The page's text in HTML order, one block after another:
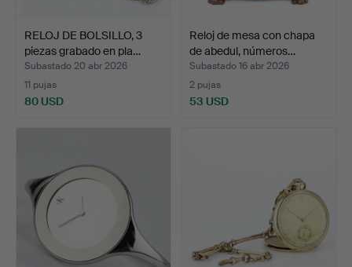
RELOJ DE BOLSILLO, 3
piezas grabado en pla…
Subastado 20 abr 2026
11 pujas
80 USD
Reloj de mesa con chapa
de abedul, números…
Subastado 16 abr 2026
2 pujas
53 USD